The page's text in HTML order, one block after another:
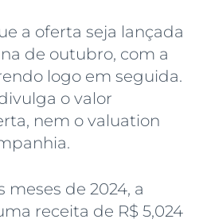
a oferta seja lançada
de outubro, com a
logo em seguida.
o valor
nem o valuation
meses de 2024, a
receita de R$ 5,024